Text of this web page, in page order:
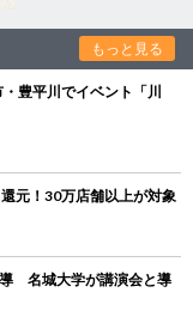
もっと見る
豊平川でイベント「川
元！30万店舗以上が対象
名城大学が講演会と導